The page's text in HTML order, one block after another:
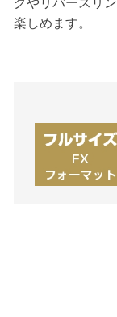
楽しめます。